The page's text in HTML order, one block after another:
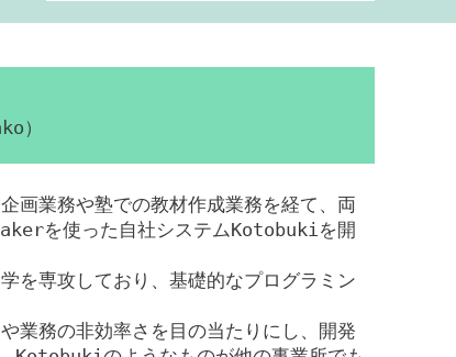
）
画業務や塾での教材作成業務を経て、両
を使った自社システムKotobukiを開
を専攻しており、基礎的なプログラミン
業務の非効率さを目の当たりにし、開発